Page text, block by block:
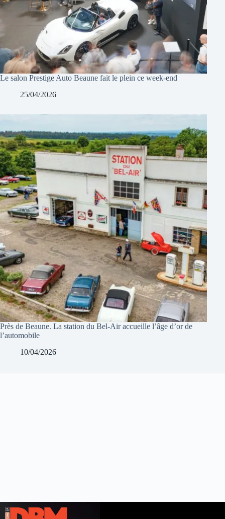
Le salon Prestige Auto Beaune fait le plein ce week-end
25/04/2026
Près de Beaune. La station du Bel-Air accueille l’âge d’or de
l’automobile
10/04/2026